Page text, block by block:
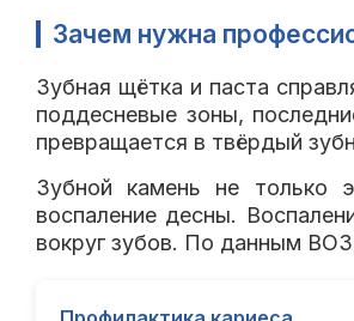
Зачем нужна
Зубная щётка и паста
поддесневые зоны,
превращается в твёрдый
Зубной камень не только
воспаление десны.
вокруг зубов. По данным